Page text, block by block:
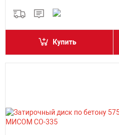
Купить